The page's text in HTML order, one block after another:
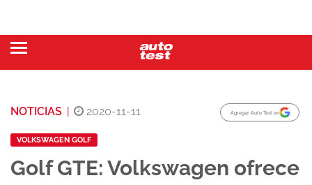
NOTICIAS | 2020-11-11 Agregar Auto Test en
VOLKSWAGEN GOLF
Golf GTE: Volkswagen ofrece